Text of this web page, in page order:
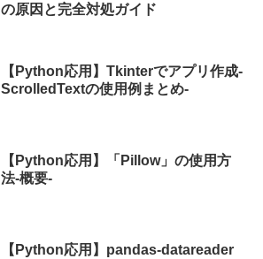
の原因と完全対処ガイド
【Python応用】Tkinterでアプリ作成-
ScrolledTextの使用例まとめ-
【Python応用】「Pillow」の使用方
法-概要-
【Python応用】pandas-datareader